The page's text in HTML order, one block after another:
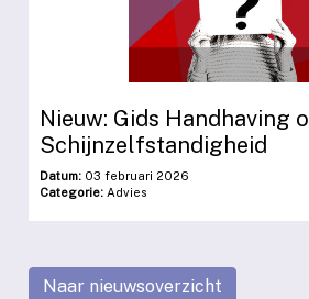
Nieuw: Gids Handhaving
Schijnzelfstandigheid
Datum: 03 februari 2026
Categorie: Advies
Naar nieuwsoverzicht